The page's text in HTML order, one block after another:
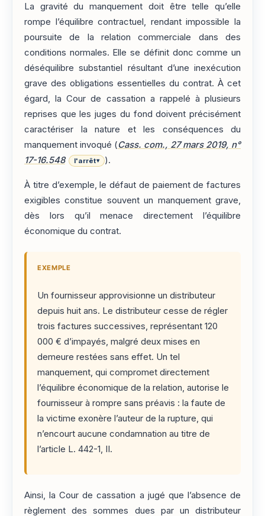
La gravité du manquement doit être telle qu’elle
rompe l’équilibre contractuel, rendant impossible la
poursuite de la relation commerciale dans des
conditions normales. Elle se définit donc comme un
déséquilibre substantiel résultant d’une inexécution
grave des obligations essentielles du contrat. À cet
égard, la Cour de cassation a rappelé à plusieurs
reprises que les juges du fond doivent précisément
caractériser la nature et les conséquences du
manquement invoqué (Cass. com., 27 mars 2019, n°
17-16.548
l'arrêt▾ ).
À titre d’exemple, le défaut de paiement de factures
exigibles constitue souvent un manquement grave,
dès lors qu’il menace directement l’équilibre
économique du contrat.
EXEMPLE
Un fournisseur approvisionne un distributeur
depuis huit ans. Le distributeur cesse de régler
trois factures successives, représentant 120
000 € d’impayés, malgré deux mises en
demeure restées sans effet. Un tel
manquement, qui compromet directement
l’équilibre économique de la relation, autorise le
fournisseur à rompre sans préavis : la faute de
la victime exonère l’auteur de la rupture, qui
n’encourt aucune condamnation au titre de
l’article L. 442-1, II.
Ainsi, la Cour de cassation a jugé que l’absence de
règlement des sommes dues par un distributeur